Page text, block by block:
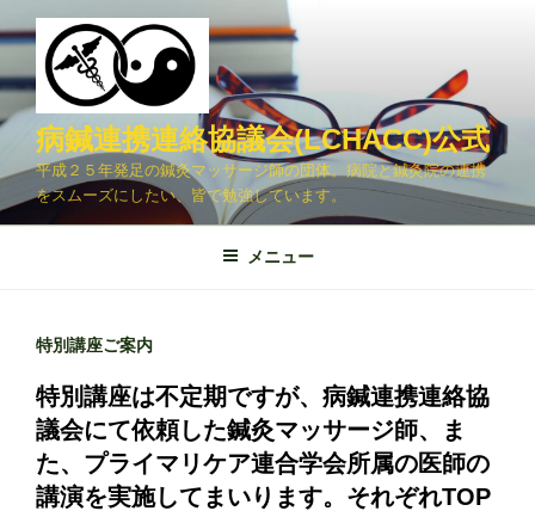
ン
テ
ン
ツ
ス
キ
病鍼連携連絡協議会(LCHACC)公式
平成２５年発足の鍼灸マッサージ師の団体。病院と鍼灸院の連携
をスムーズにしたい、皆で勉強しています。
メニュー
特別講座ご案内
特別講座は不定期ですが、病鍼連携連絡協
議会にて依頼した鍼灸マッサージ師、ま
た、プライマリケア連合学会所属の医師の
講演を実施してまいります。それぞれTOP